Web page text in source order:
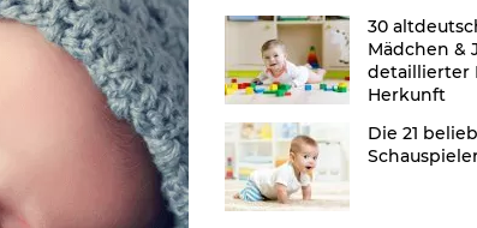
30
Mädchen &
detaillierter
Herkunft
Die 21